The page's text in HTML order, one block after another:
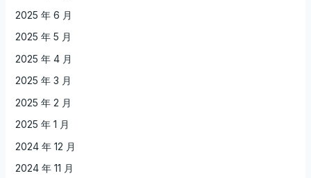
2025 年 6 月
2025 年 5 月
2025 年 4 月
2025 年 3 月
2025 年 2 月
2025 年 1 月
2024 年 12 月
2024 年 11 月